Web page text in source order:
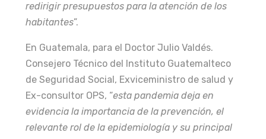
redirigir presupuestos para la atención de los
habitantes”.
En Guatemala, para el Doctor Julio Valdés.
Consejero Técnico del Instituto Guatemalteco
de Seguridad Social, Exviceministro de salud y
Ex-consultor OPS, “esta pandemia deja en
evidencia la importancia de la prevención, el
relevante rol de la epidemiología y su principal